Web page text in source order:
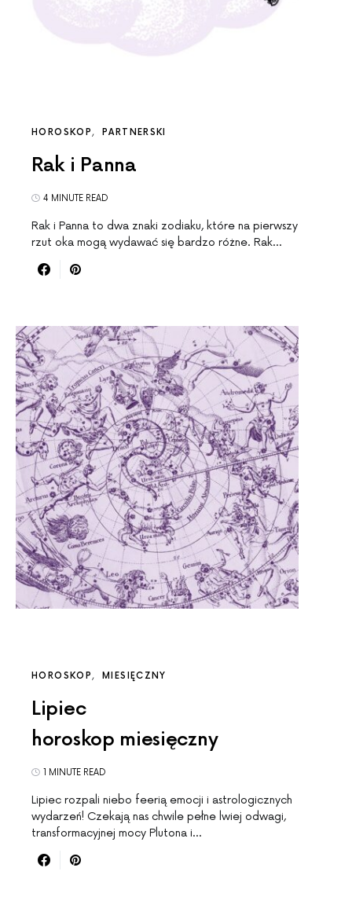
HOROSKOP PARTNERSKI
Rak i Panna
4 MINUTE READ
Rak i Panna to dwa znaki zodiaku, które na pierwszy
rzut oka mogą wydawać się bardzo różne. Rak…
HOROSKOP MIESIĘCZNY
Lipiec
horoskop miesięczny
1 MINUTE READ
Lipiec rozpali niebo feerią emocji i astrologicznych
wydarzeń! Czekają nas chwile pełne lwiej odwagi,
transformacyjnej mocy Plutona i…